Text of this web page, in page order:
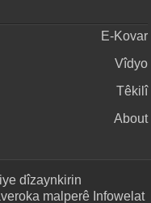
E-Kovar
Vîdyo
Têkilî
About
dîzaynkirin
malperê Infowelat